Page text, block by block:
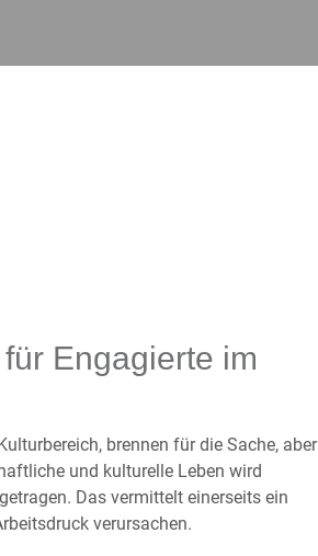
Engagierte im
brennen für die Sache, aber
und kulturelle Leben wird
Das vermittelt einerseits ein
verursachen.